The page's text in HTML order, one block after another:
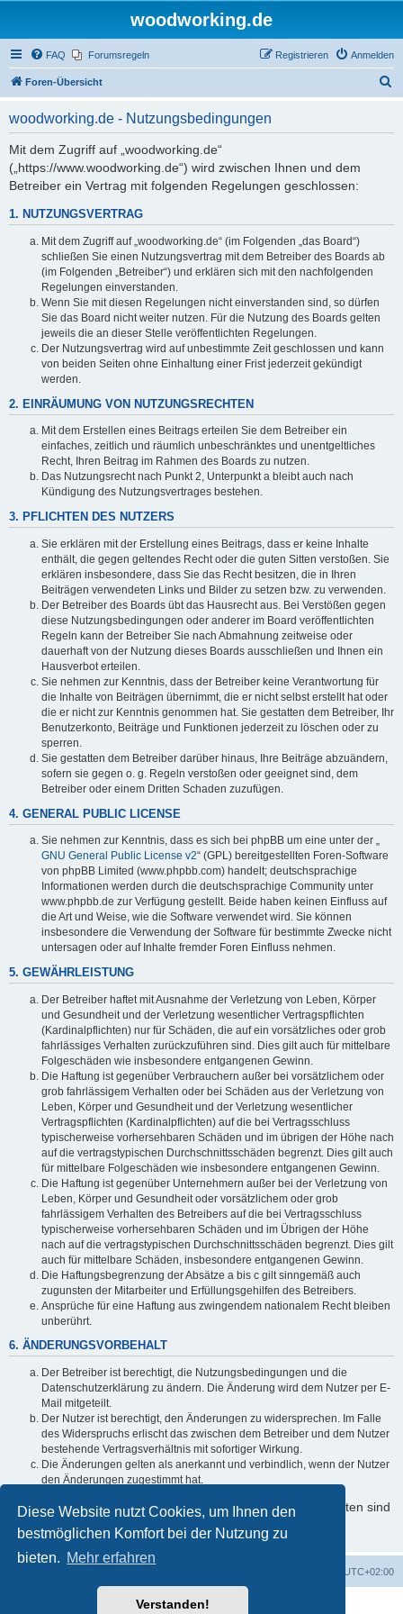
Diese Website nutzt Cookies, um Ihnen den
bestmöglichen Komfort bei der Nutzung zu
bieten. Mehr erfahren
Verstanden!
woodworking.de
FAQ Forumsregeln Anmelden
Registrieren
Foren-Übersicht
woodworking.de - Nutzungsbedingungen
Mit dem Zugriff auf „woodworking.de“
(„https://www.woodworking.de“) wird zwischen Ihnen und dem
Betreiber ein Vertrag mit folgenden Regelungen geschlossen:
1. NUTZUNGSVERTRAG
Mit dem Zugriff auf „woodworking.de“ (im Folgenden „das Board“)
schließen Sie einen Nutzungsvertrag mit dem Betreiber des Boards ab
(im Folgenden „Betreiber“) und erklären sich mit den nachfolgenden
Regelungen einverstanden.
Wenn Sie mit diesen Regelungen nicht einverstanden sind, so dürfen
Sie das Board nicht weiter nutzen. Für die Nutzung des Boards gelten
jeweils die an dieser Stelle veröffentlichten Regelungen.
Der Nutzungsvertrag wird auf unbestimmte Zeit geschlossen und kann
von beiden Seiten ohne Einhaltung einer Frist jederzeit gekündigt
werden.
2. EINRÄUMUNG VON NUTZUNGSRECHTEN
Mit dem Erstellen eines Beitrags erteilen Sie dem Betreiber ein
einfaches, zeitlich und räumlich unbeschränktes und unentgeltliches
Recht, Ihren Beitrag im Rahmen des Boards zu nutzen.
Das Nutzungsrecht nach Punkt 2, Unterpunkt a bleibt auch nach
Kündigung des Nutzungsvertrages bestehen.
3. PFLICHTEN DES NUTZERS
Sie erklären mit der Erstellung eines Beitrags, dass er keine Inhalte
enthält, die gegen geltendes Recht oder die guten Sitten verstoßen. Sie
erklären insbesondere, dass Sie das Recht besitzen, die in Ihren
Beiträgen verwendeten Links und Bilder zu setzen bzw. zu verwenden.
Der Betreiber des Boards übt das Hausrecht aus. Bei Verstößen gegen
diese Nutzungsbedingungen oder anderer im Board veröffentlichten
Regeln kann der Betreiber Sie nach Abmahnung zeitweise oder
dauerhaft von der Nutzung dieses Boards ausschließen und Ihnen ein
Hausverbot erteilen.
Sie nehmen zur Kenntnis, dass der Betreiber keine Verantwortung für
die Inhalte von Beiträgen übernimmt, die er nicht selbst erstellt hat oder
die er nicht zur Kenntnis genommen hat. Sie gestatten dem Betreiber, Ihr
Benutzerkonto, Beiträge und Funktionen jederzeit zu löschen oder zu
sperren.
Sie gestatten dem Betreiber darüber hinaus, Ihre Beiträge abzuändern,
sofern sie gegen o. g. Regeln verstoßen oder geeignet sind, dem
Betreiber oder einem Dritten Schaden zuzufügen.
4. GENERAL PUBLIC LICENSE
Sie nehmen zur Kenntnis, dass es sich bei phpBB um eine unter der „
GNU General Public License v2“ (GPL) bereitgestellten Foren-Software
von phpBB Limited (www.phpbb.com) handelt; deutschsprachige
Informationen werden durch die deutschsprachige Community unter
www.phpbb.de zur Verfügung gestellt. Beide haben keinen Einfluss auf
die Art und Weise, wie die Software verwendet wird. Sie können
insbesondere die Verwendung der Software für bestimmte Zwecke nicht
untersagen oder auf Inhalte fremder Foren Einfluss nehmen.
5. GEWÄHRLEISTUNG
Der Betreiber haftet mit Ausnahme der Verletzung von Leben, Körper
und Gesundheit und der Verletzung wesentlicher Vertragspflichten
(Kardinalpflichten) nur für Schäden, die auf ein vorsätzliches oder grob
fahrlässiges Verhalten zurückzuführen sind. Dies gilt auch für mittelbare
Folgeschäden wie insbesondere entgangenen Gewinn.
Die Haftung ist gegenüber Verbrauchern außer bei vorsätzlichem oder
grob fahrlässigem Verhalten oder bei Schäden aus der Verletzung von
Leben, Körper und Gesundheit und der Verletzung wesentlicher
Vertragspflichten (Kardinalpflichten) auf die bei Vertragsschluss
typischerweise vorhersehbaren Schäden und im übrigen der Höhe nach
auf die vertragstypischen Durchschnittsschäden begrenzt. Dies gilt auch
für mittelbare Folgeschäden wie insbesondere entgangenen Gewinn.
Die Haftung ist gegenüber Unternehmern außer bei der Verletzung von
Leben, Körper und Gesundheit oder vorsätzlichem oder grob
fahrlässigem Verhalten des Betreibers auf die bei Vertragsschluss
typischerweise vorhersehbaren Schäden und im Übrigen der Höhe
nach auf die vertragstypischen Durchschnittsschäden begrenzt. Dies gilt
auch für mittelbare Schäden, insbesondere entgangenen Gewinn.
Die Haftungsbegrenzung der Absätze a bis c gilt sinngemäß auch
zugunsten der Mitarbeiter und Erfüllungsgehilfen des Betreibers.
Ansprüche für eine Haftung aus zwingendem nationalem Recht bleiben
unberührt.
6. ÄNDERUNGSVORBEHALT
Der Betreiber ist berechtigt, die Nutzungsbedingungen und die
Datenschutzerklärung zu ändern. Die Änderung wird dem Nutzer per E-
Mail mitgeteilt.
Der Nutzer ist berechtigt, den Änderungen zu widersprechen. Im Falle
des Widerspruchs erlischt das zwischen dem Betreiber und dem Nutzer
bestehende Vertragsverhältnis mit sofortiger Wirkung.
Die Änderungen gelten als anerkannt und verbindlich, wenn der Nutzer
den Änderungen zugestimmt hat.
Informationen über den Umgang mit Ihren persönlichen Daten sind
in der Datenschutzerklärung enthalten.
UTC+02:00
Powered byphpBB® Forum Software © phpBB Limited